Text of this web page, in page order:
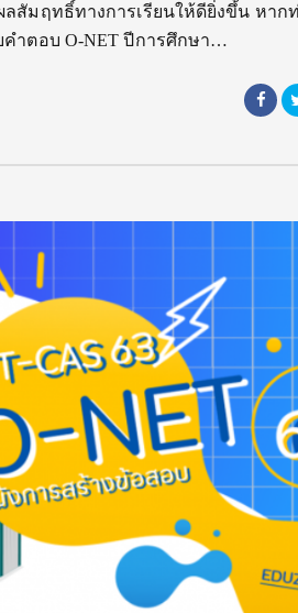
สัมฤทธิ์ทางการเรียนให้ดียิ่งขึ้น หาก
คำตอบ O-NET ปีการศึกษา…